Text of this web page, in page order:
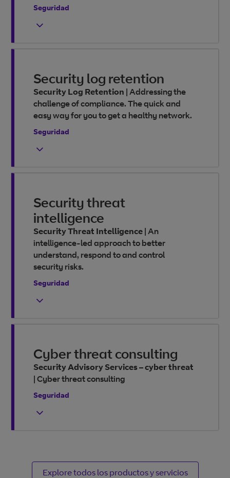
Seguridad
Security log retention
Security Log Retention | Addressing the
challenge of compliance. The quick and
easy way for you to get a healthy network.
Seguridad
Security threat
intelligence
Security Threat Intelligence | An
intelligence-led approach to better
understand, respond to and control
security risks.
Seguridad
Cyber threat consulting
Security Advisory Services – cyber threat
| Cyber threat consulting
Seguridad
Explore todos los productos y servicios